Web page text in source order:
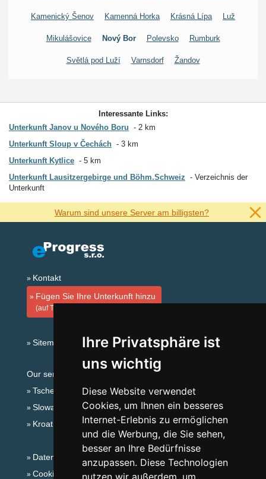
Ihre Privatsphäre ist
uns wichtig
Diese Website verwendet
Cookies, um Ihnen ein besseres
Internet-Erlebnis zu ermöglichen
und die Werbung, die Sie sehen,
besser an Ihre Bedürfnisse
anzupassen. Diese Technologien
nutzen wir außerdem, um
Kamenický Šenov Kamenná Horka Krásná Lípa Luž
Mikulášovice Nový Bor Polevsko Rumburk
Světlá pod Luží Varnsdorf Žandov
Interessante Links:
Unterkunft Janov u Nového Boru
2 km
Unterkunft Sloup v Čechách
3 km
Unterkunft Kytlice
5 km
Unterkunft Lausitzergebirge und Böhm.Schweiz
Verzeichnis der
Unterkunft
Warum sind unsere Server am billigsten?
Kontakt
Fügen Sie Ihre Unterkunft hinzu
(auf Tschechisch)
Sitemap
Our servers:
Tschechische Gebirge
Slowakische Gebirge
Kroatien
Datenschutz
Cookies